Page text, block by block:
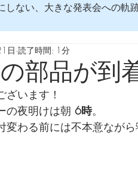
しない、大きな発表会への軌
始める 知っておきたいコト
いるモノ 食べんじーの
部品が到
日 読了時間: 1分
ざいます！
の夜明けは朝 6時。
変わる前には不本意ながら